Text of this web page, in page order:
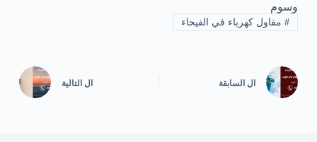
وسوم
#مقاول كهرباء في الفيحاء
ال السابقة ال التالية